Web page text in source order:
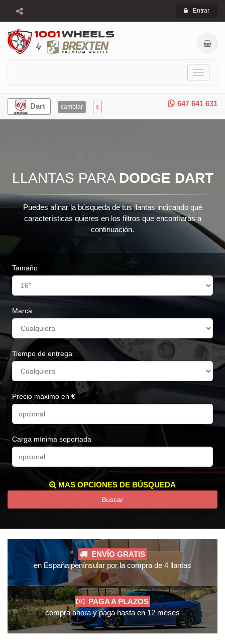
Entrar
Toggle
647 641 631
Dart cambiar x
LLANTAS PARA DODGE DART
Puedes afinar la búsqueda de tus llantas indicando qué
características quieres en los filtros que encontrarás a
continuación.
Tamaño
Marca
Tiempo de entrega
Precio máximo en €
Carga mínima soportada
MAS OPCIONES DE BÚSQUEDA
Buscar
ENVÍO GRATIS
en España penínsular por la compra de 4 llantas
PAGA A PLAZOS
compra ahora y paga hasta en 12 meses